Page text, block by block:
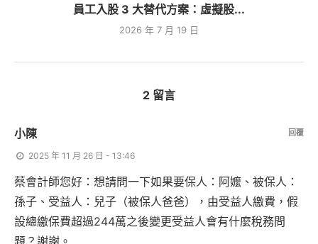
員工入股 3 大替代方案：虛擬股...
2026 年 7 月 19 日
2 留言
小陳
2025 年 11 月 26 日 - 13:46
蔡會計師您好：想請問一下如果要保人：阿嬤、被保人：
孫子、受益人：兒子（被保人爸爸），由受益人繳費，假
設總繳保費超過244萬之後變更受益人會有什麼稅務問
題？謝謝。
回覆